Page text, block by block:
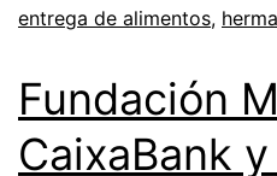
entrega de alimentos,
Fundación
CaixaBank